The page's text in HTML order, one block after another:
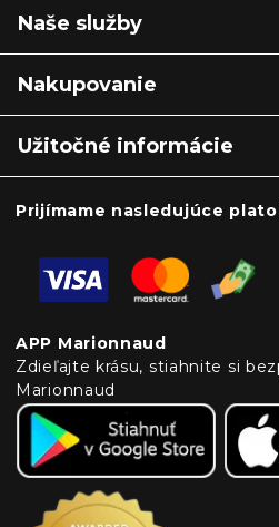
Naše služby
Nakupovanie
Užitočné informácie
Prijímame nasledujúce
APP Marionnaud
Zdieľajte krásu, stiahnite si
Marionnaud